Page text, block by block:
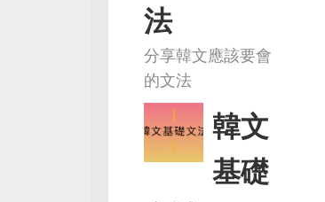
法
分享韓文應該要會
的文法
韓文
基礎